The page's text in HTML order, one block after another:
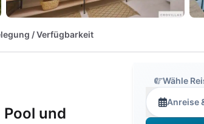
/ Verfügbarkeit
und
Wähle
Anreise